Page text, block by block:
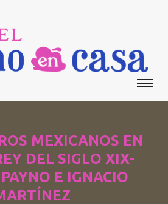
MEXICANOS EN
DEL SIGLO XIX-
E IGNACIO